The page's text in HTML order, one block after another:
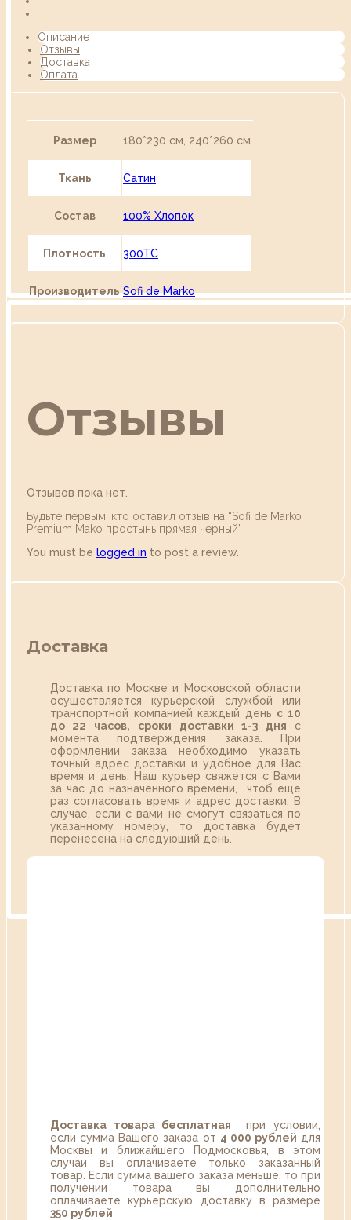
Описание
Отзывы
Доставка
Оплата
Размер 180*230 см, 240*260 см
Ткань Сатин
Состав 100% Хлопок
Плотность 300TC
Производитель Sofi de Marko
Отзывы
Отзывов пока нет.
Будьте первым, кто оставил отзыв на “Sofi de Marko
Premium Mako простынь прямая черный”
You must be logged in to post a review.
Доставка
Доставка по Москве и Московской области
осуществляется курьерской службой или
транспортной компанией каждый день с 10
до 22 часов,
сроки доставки 1-3 дня с
момента подтверждения заказа. При
оформлении заказа необходимо указать
точный адрес доставки и удобное для Вас
время и день. Наш курьер свяжется с Вами
за час до назначенного времени, чтоб еще
раз согласовать время и адрес доставки. В
случае, если с вами не смогут связаться по
указанному номеру, то доставка будет
перенесена на следующий день.
Доставка товара бесплатная при условии,
если сумма Вашего заказа от 4 000 рублей для
Москвы и ближайшего Подмосковья, в этом
случаи вы оплачиваете только заказанный
товар. Если сумма вашего заказа меньше, то при
получении товара вы дополнительно
оплачиваете курьерскую доставку в размере
350 рублей